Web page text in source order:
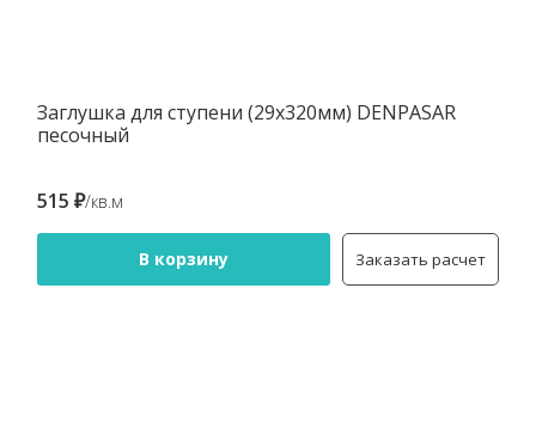
Заглушка для ступени (29х320мм) DENPASAR
песочный
515 ₽/кв.м
В корзину Заказать расчет